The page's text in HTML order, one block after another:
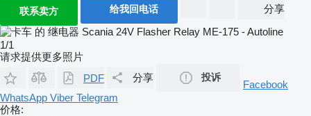
联系卖方 给我回电话 分享
1/1
请求提供更多照片
PDF
分享 投诉
Facebook
WhatsApp Viber Telegram
价格: